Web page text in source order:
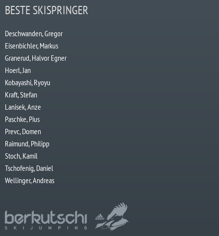
BESTE SKISPRINGER
Deschwanden, Gregor
Eisenbichler, Markus
Granerud, Halvor Egner
Hoerl, Jan
Kobayashi, Ryoyu
Kraft, Stefan
Lanisek, Anze
Paschke, Pius
Prevc, Domen
Raimund, Philipp
Stoch, Kamil
Tschofenig, Daniel
Wellinger, Andreas